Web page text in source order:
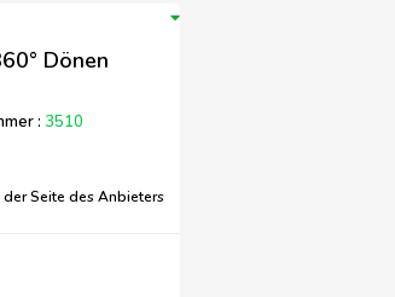
Dönen
: 3510
Seite des Anbieters